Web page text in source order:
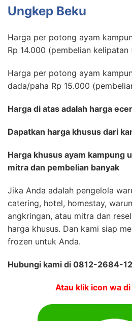
Ungkep Beku
Harga per potong ayam
Rp 14.000 (pembelian kelipatan
Harga per potong ayam
dada/paha Rp 15.000
Harga di atas adalah harga
Dapatkan harga khusus dari
Harga khusus ayam kampung
mitra dan pembelian banyak
Jika Anda adalah pengelola
catering, hotel, homestay,
angkringan, atau mitra dan
harga khusus. Dan kami siap
frozen untuk Anda.
Hubungi kami di 0812-2684-
Atau klik icon wa